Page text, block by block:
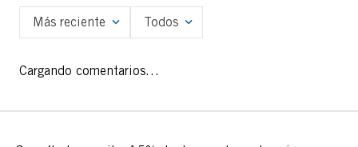
Más reciente Todos
Cargando comentarios…